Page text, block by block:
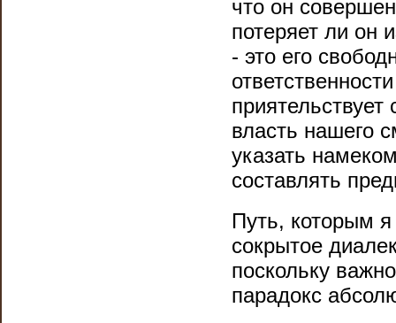
что он
потеряет ли он
- это его
власть нашего
указать
составлять
Путь, которым
сокрытое
поскольку
парадокс